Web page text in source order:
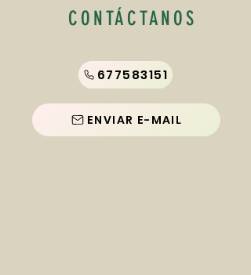
CONTÁCTANOS
677583151
ENVIAR E-MAIL